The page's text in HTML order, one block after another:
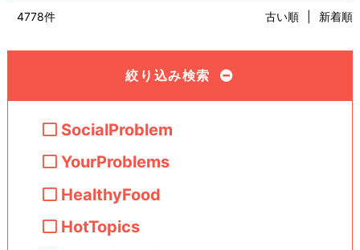
4778件 古い順 新着順
絞り込み検索
SocialProblem
YourProblems
HealthyFood
HotTopics